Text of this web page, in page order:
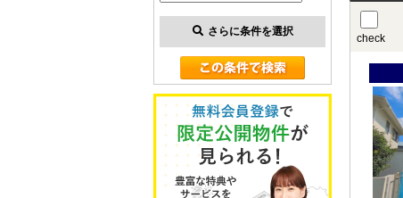
check
さらに条件を選択